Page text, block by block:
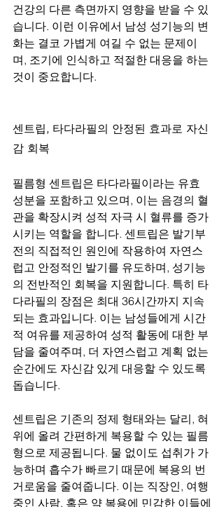
건강의 다른 측면까지 영향을 받을 수 있
습니다. 이런 이유에서 남성 성기능의 변
화는 결코 가볍게 여길 수 없는 문제이
며, 조기에 인식하고 적절한 대응을 하는
것이 중요합니다.
센트립, 타다라필의 안정된 효과로 자신
감 회복
필름형 센트립은 타다라필이라는 유효
성분을 포함하고 있으며, 이는 음경의 혈
관을 확장시켜 성적 자극 시 혈류를 증가
시키는 역할을 합니다. 센트립은 발기부
전의 직접적인 원인에 작용하여 자연스
럽고 안정적인 발기를 유도하며, 성기능
의 전반적인 회복을 지원합니다. 특히 타
다라필의 장점은 최대 36시간까지 지속
되는 효과입니다. 이는 남성들에게 시간
적 여유를 제공하여 성적 활동에 대한 부
담을 줄여주며, 더 자연스럽고 계획 없는
순간에도 자신감 있게 대응할 수 있도록
돕습니다.
센트립은 기존의 정제 형태와는 달리, 혀
위에 올려 간편하게 복용할 수 있는 필름
형으로 제공됩니다. 물 없이도 섭취가 가
능하며 흡수가 빠르기 때문에 복용의 번
거로움을 줄여줍니다. 이는 직장인, 여행
중인 사람, 혹은 약 복용에 민감한 이들에